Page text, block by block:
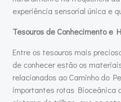
experiência sensorial única e
Tesouros de Conhecimento e
Entre os tesouros mais
de conhecer estão os
relacionados ao Caminho do
importantes rotas Bioceânica